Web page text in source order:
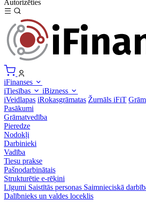
Autorizēties
iFinanses
iTiesības
iBizness
iVeidlapas iRokasgrāmatas Žurnāls iFiT
Pasākumi
Grāmatvedība
Pieredze
Nodokļi
Darbinieki
Vadība
Tiesu prakse
Pašnodarbinātais
Strukturētie e-rēķini
Līgumi Saistītās personas Saimnieciskā
Dalībnieks un valdes loceklis